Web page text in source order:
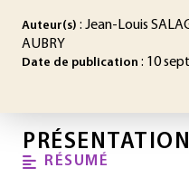
Auteur(s) : Jean-Louis
AUBRY
Date de publication : 10
PRÉSENTATION
RÉSUMÉ